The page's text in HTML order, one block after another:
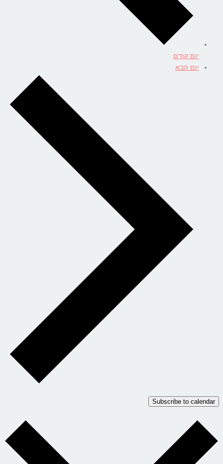
יום קודם
יום הבא
Subscribe to calendar